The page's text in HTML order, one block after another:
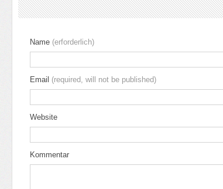
Name (erforderlich)
Email (required, will not be published)
Website
Kommentar